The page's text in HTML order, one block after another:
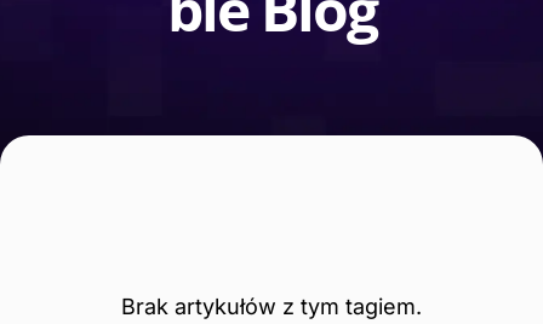
Brak artykułów z tym tagiem.